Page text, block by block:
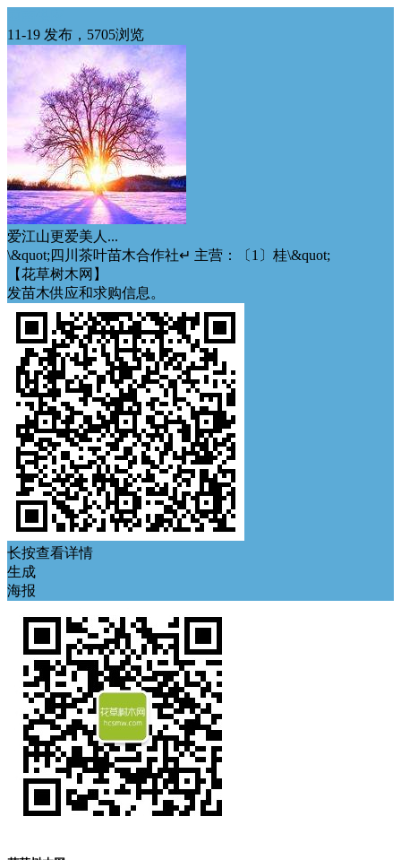
11-19 发布，5705浏览
爱江山更爱美人...
\&quot;四川茶叶苗木合作社↵ 主营：〔1〕桂\&quot;
【花草树木网】
发苗木供应和求购信息。
长按查看详情
生成
海报